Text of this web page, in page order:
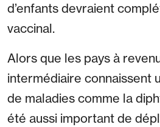
d’enfants devraient
vaccinal.
Alors que les pays à
intermédiaire connaissent
de maladies comme la
été aussi important de